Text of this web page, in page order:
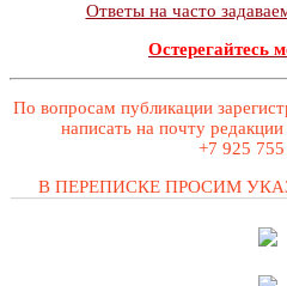
Ответы на часто
Остерегайтесь
По вопросам публикации
написать на почту
+7 925
В ПЕРЕПИСКЕ ПРОСИМ